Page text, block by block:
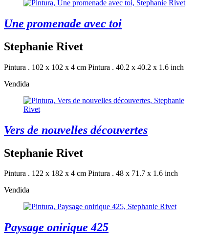
Une promenade avec toi
Stephanie Rivet
Pintura . 102 x 102 x 4 cm Pintura . 40.2 x 40.2 x 1.6 inch
Vendida
Vers de nouvelles découvertes
Stephanie Rivet
Pintura . 122 x 182 x 4 cm Pintura . 48 x 71.7 x 1.6 inch
Vendida
Paysage onirique 425